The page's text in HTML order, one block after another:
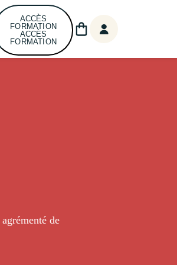
ACCÈS
FORMATION
ACCÈS
FORMATION
de